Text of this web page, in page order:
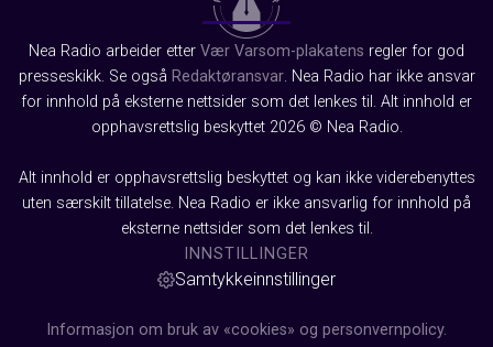
Nea Radio arbeider etter Vær Varsom-plakatens regler for god
presseskikk. Se også Redaktøransvar. Nea Radio har ikke ansvar
for innhold på eksterne nettsider som det lenkes til. Alt innhold er
opphavsrettslig beskyttet 2026 © Nea Radio.
Alt innhold er opphavsrettslig beskyttet og kan ikke viderebenyttes
uten særskilt tillatelse. Nea Radio er ikke ansvarlig for innhold på
eksterne nettsider som det lenkes til.
INNSTILLINGER
Samtykkeinnstillinger
Informasjon om bruk av «cookies» og personvernpolicy.